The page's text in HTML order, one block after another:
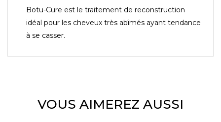
Botu-Cure est le traitement de reconstruction
idéal pour les cheveux très abîmés ayant tendance
à se casser.
VOUS AIMEREZ AUSSI